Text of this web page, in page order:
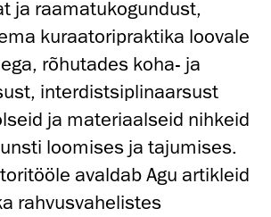
ja raamatukogundust,
kuraatoripraktika loovale
rõhutades koha- ja
interdistsiplinaarsust
ja materiaalseid nihkeid
loomises ja tajumises.
avaldab Agu artikleid
rahvusvahelistes